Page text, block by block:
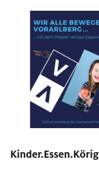
Kinder.Essen.Körig